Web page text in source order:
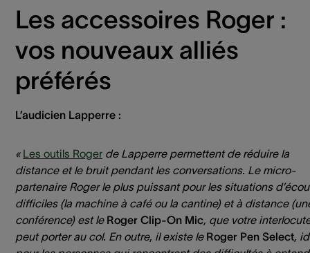
Les accessoires Roger :
vos nouveaux alliés
préférés
L’audicien Lapperre :
« Les outils Roger de Lapperre permettent de réduire la
distance et le bruit pendant les conversations. Le micro-
partenaire Roger le plus puissant pour les situations
difficiles (la machine à café ou la cantine) et à distance
conférence) est le Roger Clip-On Mic, que votre
peut porter au col. En outre, il existe le Roger Pen Select,